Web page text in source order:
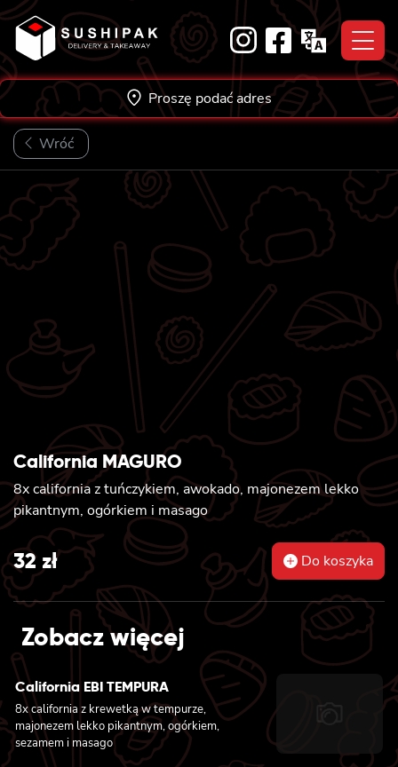
Skip
content
Proszę podać adres
Wróć
California MAGURO
8x california z tuńczykiem, awokado, majonezem lekko
pikantnym, ogórkiem i masago
32 zł Do koszyka
Zobacz więcej
California EBI TEMPURA
8x california z krewetką w tempurze,
majonezem lekko pikantnym, ogórkiem,
sezamem i masago